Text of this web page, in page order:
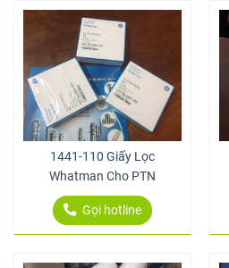
1441-110 Giấy Lọc
Whatman Cho PTN
Gọi hotline